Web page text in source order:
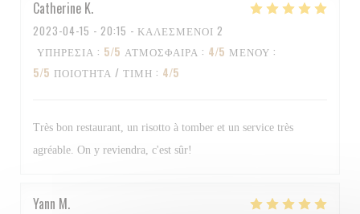
Catherine K
2023-04-15 - 20:15 - ΚΑΛΕΣΜΈΝΟΙ 2
ΥΠΗΡΕΣΊΑ : 5/5 ΑΤΜΌΣΦΑΙΡΑ : 4/5 ΜΕΝΟΎ :
5/5 ΠΟΙΌΤΗΤΑ / ΤΙΜΉ : 4/5
Très bon restaurant, un risotto à tomber et un service très
agréable. On y reviendra, c'est sûr!
Yann M